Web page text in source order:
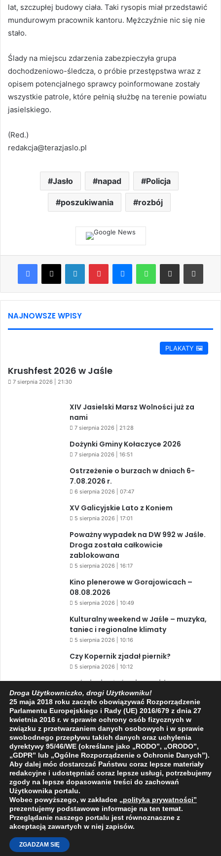
lat, szczupłej budowy ciała. Taki rysopis miał przedstawić
mundurowym pracownik kantoru. Mężczyźnie nic się nie
stało.
Ślady na miejscu zdarzenia zabezpieczyła grupa
dochodzeniowo-śledcza, o próbie przestępstwa wraz z
opisem potencjalnego sprawcy poinformowane zostały
wszystkie patrole, które pełnią służbę na terenie powiatu
jasielskiego.
(Red.)
redakcja@terazjaslo.pl
Jasło napad Policja
poszukiwania rozbój
Facebook
X LinkedInPinterestMessengerWhatsAppShare via Email Print
NAJNOWSZE WPISY
PLAKATY 🖼️
Krushfest 2026 w Jaśle
7 sierpnia 2026 | 21:30
XIV Jasielski Marsz Wolności już za
nami
7 sierpnia 2026 | 21:28
Dożynki Gminy Kołaczyce 2026
7 sierpnia 2026 | 16:51
Ostrzeżenie o burzach w dniach 6-
7.08.2026 r.
6 sierpnia 2026 | 07:47
XV Galicyjskie Lato z Koniem
5 sierpnia 2026 | 17:01
Poważny wypadek na DW 992 w Jaśle.
Droga została całkowicie
zablokowana
5 sierpnia 2026 | 16:17
Kino plenerowe w Gorajowicach –
08.08.2026
5 sierpnia 2026 | 10:49
Kulturalny weekend w Jaśle – muzyka,
taniec i regionalne klimaty
5 sierpnia 2026 | 10:16
Czy Kopernik zjadał piernik?
5 sierpnia 2026 | 10:12
Zaćmienie Słońca i Perseidy. Dwa
niesamowite zjawiska astronomiczne
w ciągu jednego dnia!
3 sierpnia 2026 | 15:39
Facebook
X YouTube
2009 - 2026 © Wszelkie prawa zastrzeżone
O NAS
REDAKCJA POLITYKA PRYWATNOŚCI
Droga Użytkowniczko, drogi Użytkowniku!
25 maja 2018 roku zaczęło obowiązywać Rozporządzenie
Parlamentu Europejskiego i Rady (UE) 2016/679 z dnia 27
kwietnia 2016 r. w sprawie ochrony osób fizycznych w
związku z przetwarzaniem danych osobowych i w sprawie
swobodnego przepływu takich danych oraz uchylenia
dyrektywy 95/46/WE (określane jako „RODO”, „ORODO”,
„GDPR” lub „Ogólne Rozporządzenie o Ochronie Danych”).
Aby dalej móc dostarczać Państwu coraz lepsze materiały
redakcyjne i udostępniać coraz lepsze usługi, potrzebujemy
zgody na lepsze dopasowanie treści do zachowań
Użytkownika portalu.
Wobec powyższego, w zakładce „polityka prywatności”
prezentujemy podstawowe informacje na ten temat.
Przeglądanie naszego portalu jest równoznaczne z
akceptacją zawartych w niej zapisów.
ZGADZAM SIĘ